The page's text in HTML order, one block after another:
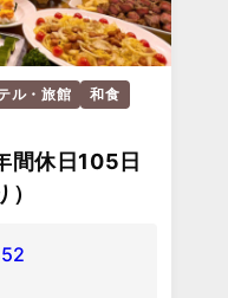
ル・旅館 和食
間休日105日